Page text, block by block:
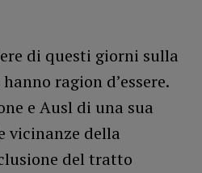
di questi giorni sulla
ragion d’essere.
e Ausl di una sua
vicinanze della
del tratto